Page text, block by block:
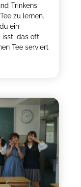
Trinkens
zu lernen.
ein
isst, das oft
Tee serviert